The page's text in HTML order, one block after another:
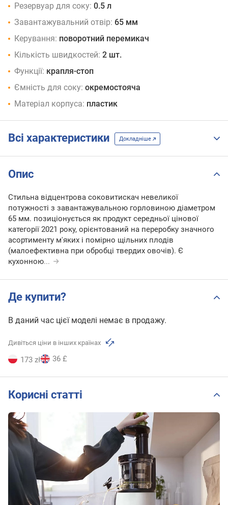
Резервуар для соку: 0.5 л
Завантажувальний отвір: 65 мм
Керування: поворотний перемикач
Кількість швидкостей: 2 шт.
Функції: крапля-стоп
Ємність для соку: окремостояча
Матеріал корпуса: пластик
Всі характеристики Докладніше
Опис
Стильна відцентрова соковитискач невеликої
потужності з завантажувальною горловиною діаметром
65 мм. позиціонується як продукт середньої цінової
категорії 2021 року, орієнтований на переробку значного
асортименту м'яких і помірно щільних плодів
(малоефективна при обробці твердих овочів). Є
кухонною...
Де купити?
В даний час цієї моделі немає в продажу.
Дивіться ціни в інших країнах
173 zł 36 £
Корисні статті